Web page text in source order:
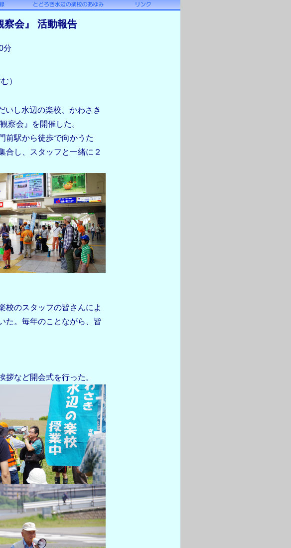
会』 活動報告
分
）
し水辺の楽校、かわさき
察会』を開催した。
前駅から徒歩で向かうた
合し、スタッフと一緒に２
校のスタッフの皆さんによ
た。毎年のことながら、皆
など開会式を行った。